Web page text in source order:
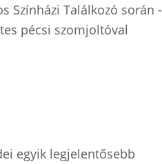
Színházi Találkozó során -
pécsi szomjoltóval
egyik legjelentősebb